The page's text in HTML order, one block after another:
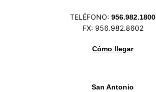
TELÉFONO: 956.982.1800
FX: 956.982.8602
Cómo llegar
San Antonio